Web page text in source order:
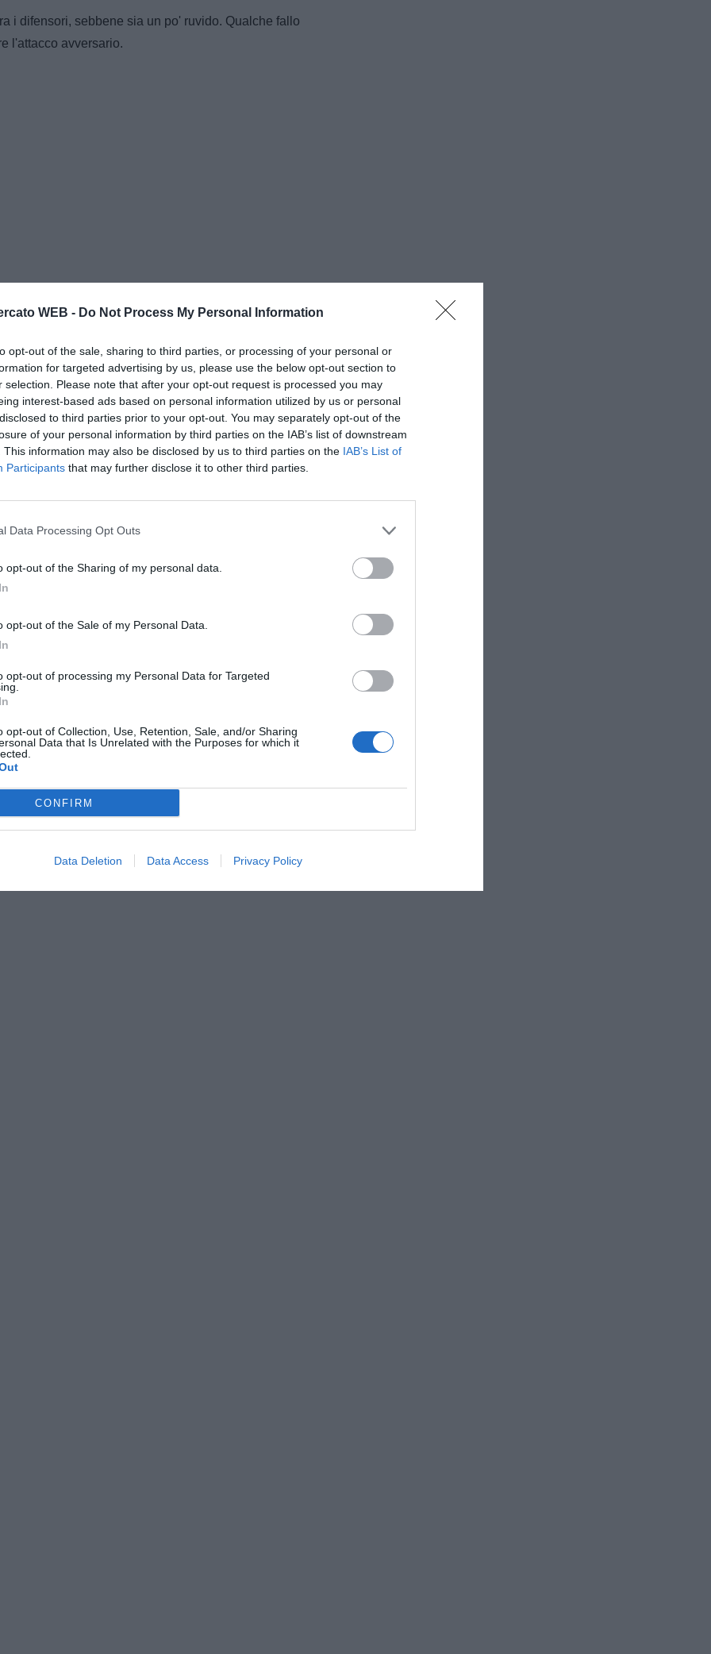
WEB - Do Not Process My Personal Information
opt-out of the sale, sharing to third parties, or processing of your personal or
for targeted advertising by us, please use the below opt-out section to
selection. Please note that after your opt-out request is processed you may
interest-based ads based on personal information utilized by us or personal
to third parties prior to your opt-out. You may separately opt-out of the
of your personal information by third parties on the IAB’s list of downstream
This information may also be disclosed by us to third parties on the IAB’s List of
Participants that may further disclose it to other third parties.
Data Processing Opt Outs
opt-out of the Sharing of my personal data.
opt-out of the Sale of my Personal Data.
opt-out of processing my Personal Data for Targeted
opt-out of Collection, Use, Retention, Sale, and/or Sharing
Data that Is Unrelated with the Purposes for which it
CONFIRM
Data Deletion Data Access Privacy Policy
i difensori, sebbene sia un po' ruvido. Qualche fallo
l'attacco avversario.
in mezzo al campo, contribuendo sia alla fase
di reparto, lasciandosi andare a qualche
fisica che alla distrazione.
Ebert dà il proprio contributo soprattutto in
in tutte le migliori occasioni dei suoi.
che non sempre ha vita facile nel tentativo di
un gol che poteva valere i primi tre
seriamente la difesa avversaria sia nel
trascorrere dei minuti, soprattutto per via di una
migliore.
vantaggio i suoi, ma non riesce a concretizzarla.
attacco. Si contano sulle dita di una mano le
tanto che è il primo a essere sostituito.
Dal 67'
vivacità ai suoi compagni, anche se in una fase in
della tua squadra. Attiva
DAZN!